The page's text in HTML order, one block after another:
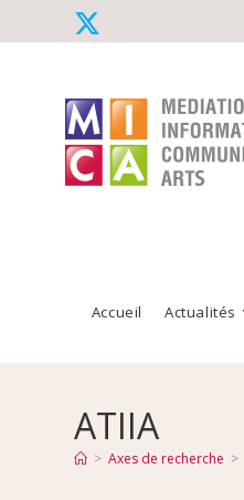
Accueil Actualités
ATIIA
> Axes de recherche >